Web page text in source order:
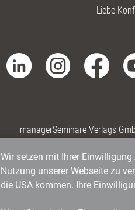
Liebe
managerSeminare Verlags
Wir setzen mit Ihrer
Nutzung unserer Webseite zu
die USA kommen. Ihre